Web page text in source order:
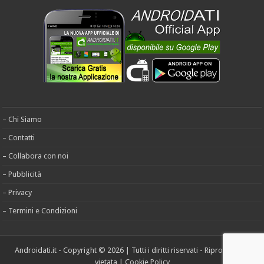
– Chi Siamo
– Contatti
– Collabora con noi
– Pubblicità
– Privacy
– Termini e Condizioni
Androidati.it - Copyright © 2026 | Tutti i diritti riservati - Riproduzione
vietata | Cookie Policy